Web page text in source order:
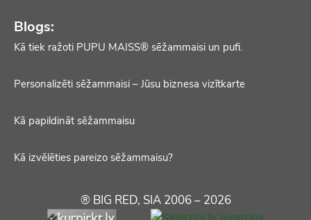
Blogs:
Kā tiek ražoti PUPU MAISS® sēžammaisi un pufi.
Personalizēti sēžammaisi – Jūsu biznesa vizītkarte
Kā papildināt sēžammaisu
Kā izvēlēties pareizo sēžammaisu?
® BIG RED, SIA 2006 – 2026